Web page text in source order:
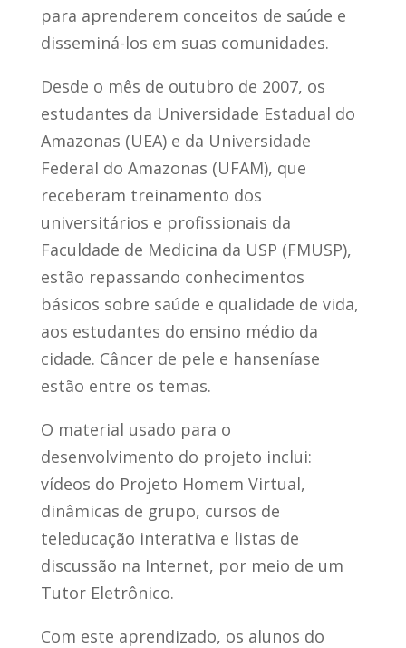
para aprenderem conceitos de saúde e
disseminá-los em suas comunidades.
Desde o mês de outubro de 2007, os
estudantes da Universidade Estadual do
Amazonas (UEA) e da Universidade
Federal do Amazonas (UFAM), que
receberam treinamento dos
universitários e profissionais da
Faculdade de Medicina da USP (FMUSP),
estão repassando conhecimentos
básicos sobre saúde e qualidade de vida,
aos estudantes do ensino médio da
cidade. Câncer de pele e hanseníase
estão entre os temas.
O material usado para o
desenvolvimento do projeto inclui:
vídeos do Projeto Homem Virtual,
dinâmicas de grupo, cursos de
teleducação interativa e listas de
discussão na Internet, por meio de um
Tutor Eletrônico.
Com este aprendizado, os alunos do